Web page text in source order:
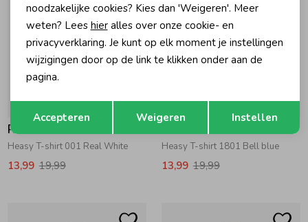
-30% korting
Raizzed
Heasy T-shirt 001 Real White
13,99 19,99
-30% korting
Heasy T-shirt 1801 Bell blue
13,99 19,99
Opslaan
noodzakelijke cookies? Kies dan 'Weigeren'. Meer
weten? Lees hieralles over onze cookie- en
privacyverklaring. Je kunt op elk moment je instellingen
wijzigingen door op de link te klikken onder aan de
pagina.
Accepteren Weigeren Instellen